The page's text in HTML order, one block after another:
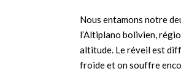
Nous entamons notre
l’Altiplano bolivien,
altitude. Le réveil est
froide et on souffre